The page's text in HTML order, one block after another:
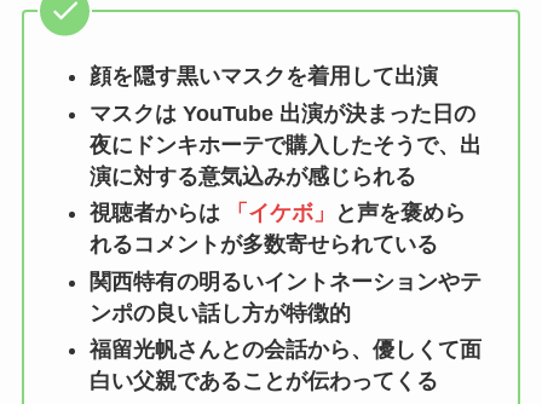
顔を隠す黒いマスクを着用して出演
マスクは YouTube 出演が決まった日の
夜にドンキホーテで購入したそうで、出
演に対する意気込みが感じられる
視聴者からは
「イケボ」
と声を褒めら
れるコメントが多数寄せられている
関西特有の明るいイントネーションやテ
ンポの良い話し方が特徴的
福留光帆さんとの会話から、優しくて面
白い父親であることが伝わってくる